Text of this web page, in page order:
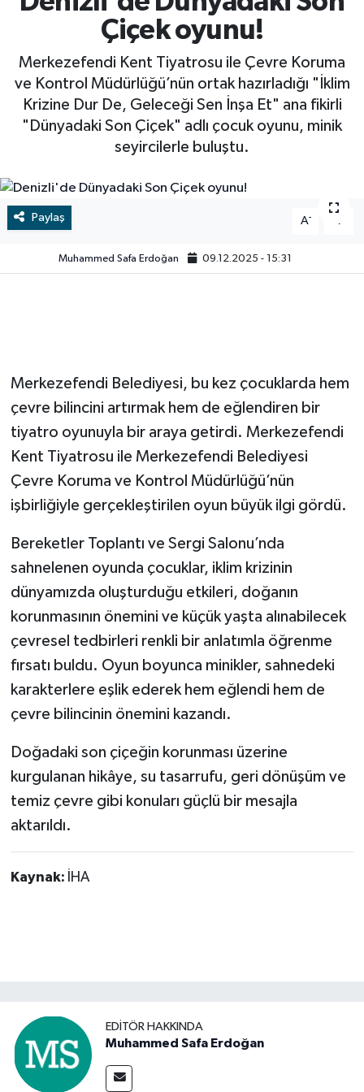
Çiçek oyunu!
Merkezefendi Kent Tiyatrosu ile Çevre Koruma
ve Kontrol Müdürlüğü’nün ortak hazırladığı "İklim
Krizine Dur De, Geleceği Sen İnşa Et" ana fikirli
"Dünyadaki Son Çiçek" adlı çocuk oyunu, minik
seyircilerle buluştu.
Paylaş A- A
Muhammed Safa Erdoğan 09.12.2025 - 15:31
Merkezefendi Belediyesi, bu kez çocuklarda hem
çevre bilincini artırmak hem de eğlendiren bir
tiyatro oyunuyla bir araya getirdi. Merkezefendi
Kent Tiyatrosu ile Merkezefendi Belediyesi
Çevre Koruma ve Kontrol Müdürlüğü’nün
işbirliğiyle gerçekleştirilen oyun büyük ilgi gördü.
Bereketler Toplantı ve Sergi Salonu’nda
sahnelenen oyunda çocuklar, iklim krizinin
dünyamızda oluşturduğu etkileri, doğanın
korunmasının önemini ve küçük yaşta alınabilecek
çevresel tedbirleri renkli bir anlatımla öğrenme
fırsatı buldu. Oyun boyunca minikler, sahnedeki
karakterlere eşlik ederek hem eğlendi hem de
çevre bilincinin önemini kazandı.
Doğadaki son çiçeğin korunması üzerine
kurgulanan hikâye, su tasarrufu, geri dönüşüm ve
temiz çevre gibi konuları güçlü bir mesajla
aktarıldı.
Kaynak: İHA
EDITÖR HAKKINDA
Muhammed Safa Erdoğan
RESMİ İLAN
BİLİM VE TEKNOLOJİ
RESMİ İLAN
Yaşam
Tarih
Dünya
Künye
Video